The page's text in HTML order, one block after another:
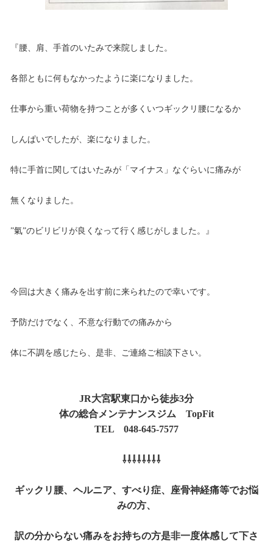
『腰、肩、手首のいたみで来院しました。
各部ともに何もなかったように楽になりました。
仕事から重い荷物を持つことが多くいつギックリ腰になるか
しんぱいでしたが、楽になりました。
特に手首に関してはいたみが「マイナス」なぐらいに痛みが
無くなりました。
”氣”のビリビリが良くなって行く感じがしました。』
今回は大きく痛みを出す前に来られたので幸いです。
予防だけでなく、不意な行動での痛みから
体に不調を感じたら、是非、ご連絡ご相談下さい。
JR大宮駅東口から徒歩3分
体の総合メンテナンスジム TopFit
TEL 048-645-7577
⇩⇩⇩⇩⇩⇩⇩⇩
ギックリ腰、ヘルニア、すべり症、座骨神経痛等でお悩
みの方、
訳の分からない痛みをお持ちの方是非一度体感して下さ